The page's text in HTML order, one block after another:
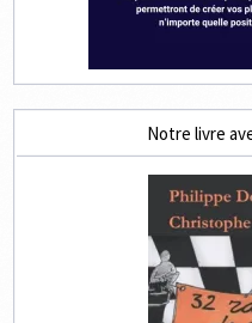
Notre livre